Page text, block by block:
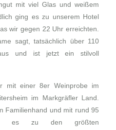
mit viel Glas und weißem
ging es zu unserem Hotel
wir gegen 22 Uhr erreichten.
sagt, tatsächlich über 110
und ist jetzt ein stilvoll
mit einer 8er Weinprobe im
im Markgräfler Land.
Familienhand und mit rund 95
es zu den größten